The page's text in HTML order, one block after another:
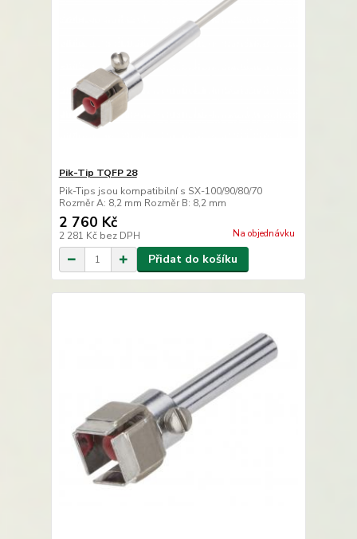
Pik-Tip TQFP 28
Pik-Tips jsou kompatibilní s SX-100/90/80/70
Rozměr A: 8,2 mm Rozměr B: 8,2 mm
2 760 Kč
2 281 Kč bez DPH Na objednávku
Přidat do košíku